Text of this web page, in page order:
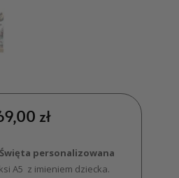
zł
personalizowana
A5 z imieniem dziecka.